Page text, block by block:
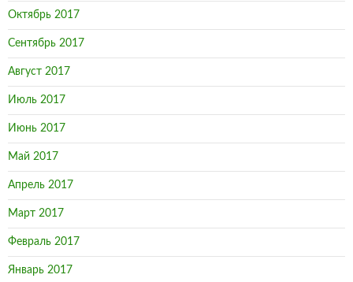
Октябрь 2017
Сентябрь 2017
Август 2017
Июль 2017
Июнь 2017
Май 2017
Апрель 2017
Март 2017
Февраль 2017
Январь 2017